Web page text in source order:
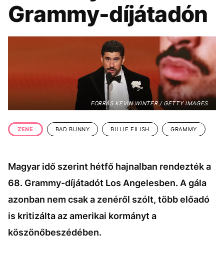
UTAZÁS
ÉLETMÓD DESIGN
ARCOK
TÖRTÉNETEK
Grammy-díjátadón
FORRÁS KEVIN WINTER / GETTY IMAGES
ZENE BAD BUNNY BILLIE EILISH GRAMMY
Magyar idő szerint hétfő hajnalban rendezték a
68. Grammy-díjátadót Los Angelesben. A gála
azonban nem csak a zenéről szólt, több előadó
is kritizálta az amerikai kormányt a
köszönőbeszédében.